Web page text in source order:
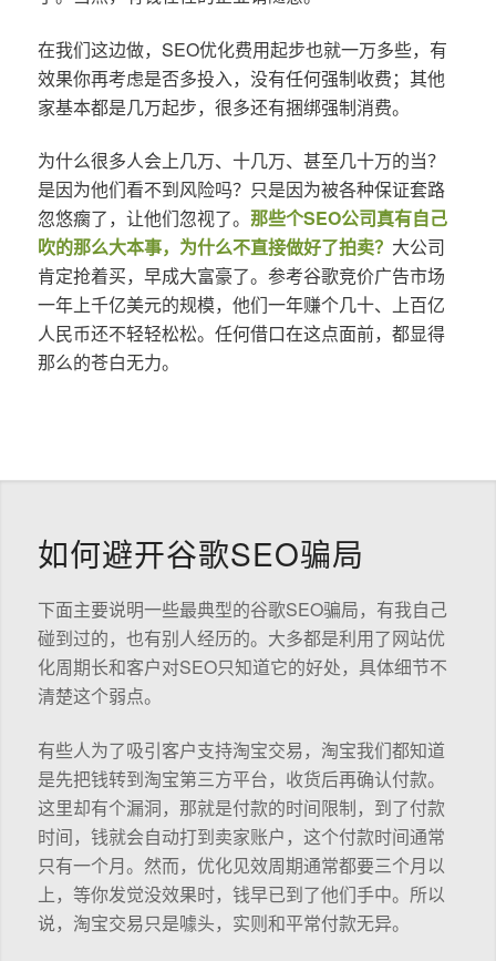
在我们这边做，SEO优化费用起步也就一万多些，有
效果你再考虑是否多投入，没有任何强制收费；其他
家基本都是几万起步，很多还有捆绑强制消费。
为什么很多人会上几万、十几万、甚至几十万的当？
是因为他们看不到风险吗？只是因为被各种保证套路
忽悠瘸了，让他们忽视了。 那些个SEO公司真有自己
吹的那么大本事，为什么不直接做好了拍卖？ 大公司
肯定抢着买，早成大富豪了。参考谷歌竞价广告市场
一年上千亿美元的规模，他们一年赚个几十、上百亿
人民币还不轻轻松松。任何借口在这点面前，都显得
那么的苍白无力。
如何避开谷歌SEO骗局
下面主要说明一些最典型的谷歌SEO骗局，有我自己
碰到过的，也有别人经历的。大多都是利用了网站优
化周期长和客户对SEO只知道它的好处，具体细节不
清楚这个弱点。
有些人为了吸引客户支持淘宝交易，淘宝我们都知道
是先把钱转到淘宝第三方平台，收货后再确认付款。
这里却有个漏洞，那就是付款的时间限制，到了付款
时间，钱就会自动打到卖家账户，这个付款时间通常
只有一个月。然而，优化见效周期通常都要三个月以
上，等你发觉没效果时，钱早已到了他们手中。所以
说，淘宝交易只是噱头，实则和平常付款无异。